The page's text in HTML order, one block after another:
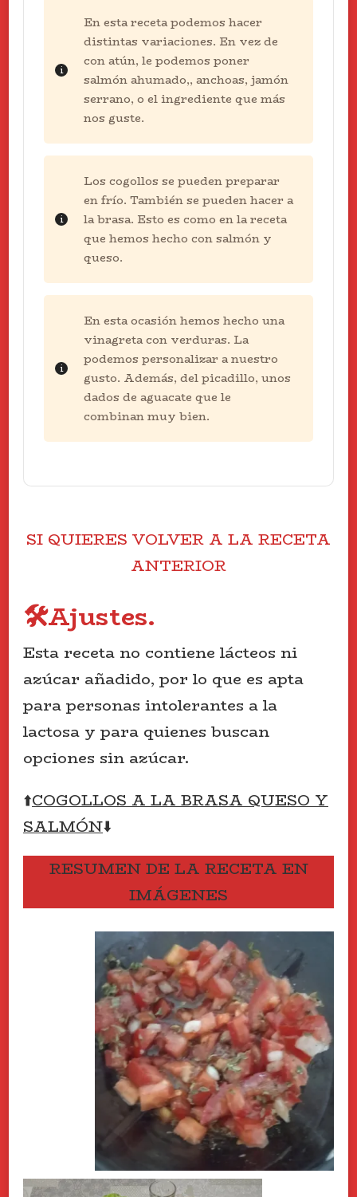
En esta receta podemos hacer
distintas variaciones. En vez de
con atún, le podemos poner
salmón ahumado,, anchoas, jamón
serrano, o el ingrediente que más
nos guste.
Los cogollos se pueden preparar
en frío. También se pueden hacer a
la brasa. Esto es como en la receta
que hemos hecho con salmón y
queso.
En esta ocasión hemos hecho una
vinagreta con verduras. La
podemos personalizar a nuestro
gusto. Además, del picadillo, unos
dados de aguacate que le
combinan muy bien.
SI QUIERES VOLVER A LA RECETA
ANTERIOR
🛠️Ajustes.
Esta receta no contiene lácteos ni
azúcar añadido, por lo que es apta
para personas intolerantes a la
lactosa y para quienes buscan
opciones sin azúcar.
⬆️COGOLLOS A LA BRASA QUESO Y
SALMÓN⬇️
RESUMEN DE LA RECETA EN
IMÁGENES